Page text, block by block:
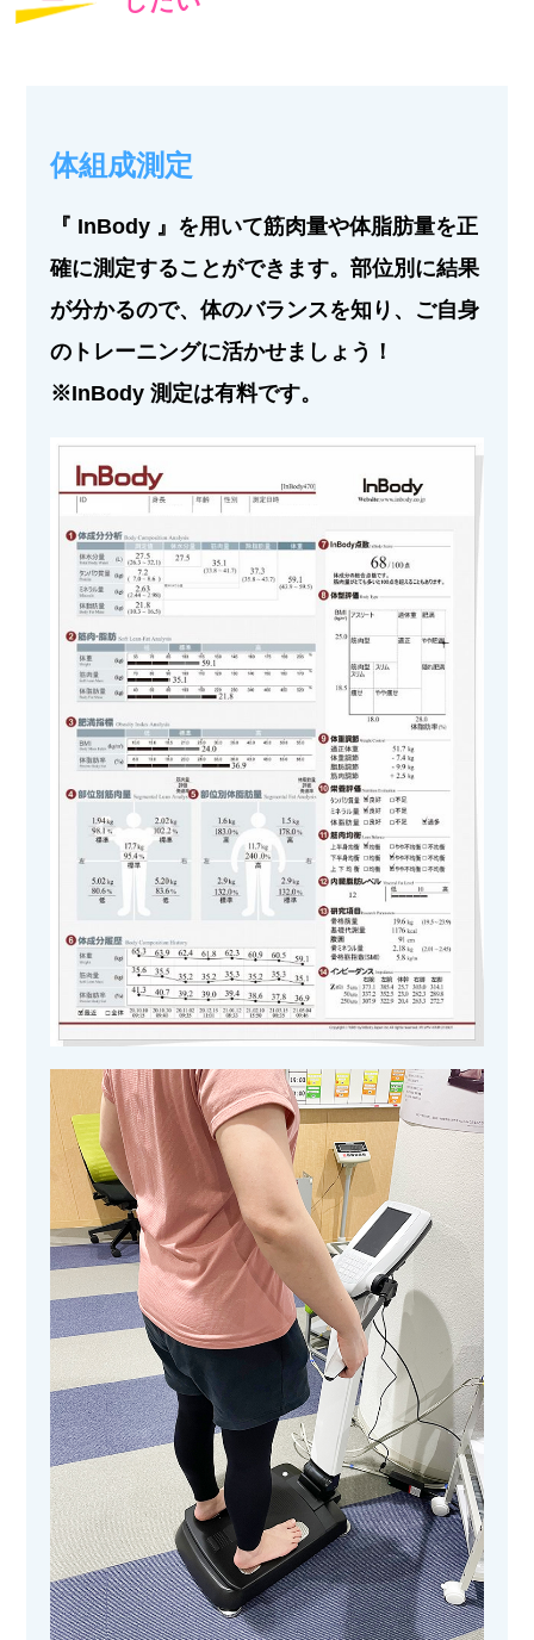
体組成測定
『 InBody 』を用いて筋肉量や体脂肪量を正
確に測定することができます。部位別に結果
が分かるので、体のバランスを知り、ご自身
のトレーニングに活かせましょう！
※InBody 測定は有料です。